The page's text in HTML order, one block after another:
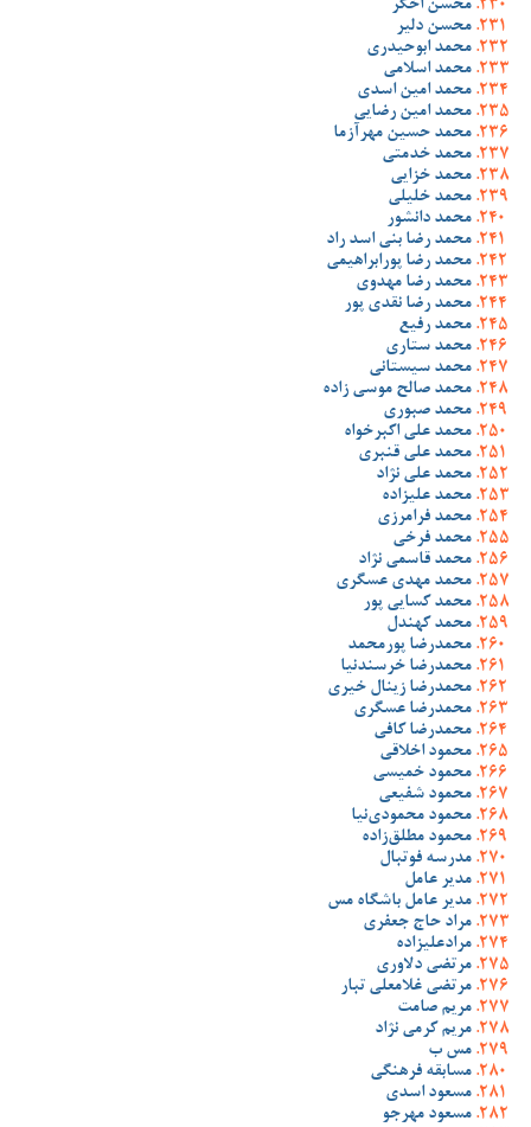
محسن اخگر
محسن دلیر
محمد ابوحیدری
محمد اسلامی
محمد امین اسدی
محمد امین رضایی
محمد حسین مهرآزما
محمد خدمتی
محمد خزایی
محمد خلیلی
محمد دانشور
محمد رضا بنی اسد راد
محمد رضا پورابراهیمی
محمد رضا مهدوی
محمد رضا نقدی پور
محمد رفیع
محمد ستاری
محمد سیستانی
محمد صالح موسی زاده
محمد صبوری
محمد علی اکبرخواه
محمد علی قنبری
محمد علی نژاد
محمد علیزاده
محمد فرامرزی
محمد فرخی
محمد قاسمی نژاد
محمد مهدی عسگری
محمد کسایی پور
محمد کهندل
محمدرضا پورمحمد
محمدرضا خرسندنیا
محمدرضا زینال خیری
محمدرضا عسگری
محمدرضا کافی
محمود اخلاقی
محمود خمیسی
محمود شفیعی
محمود محمودی‌نیا
محمود مطلق‌زاده
مدرسه فوتبال
مدیر عامل
مدیر عامل باشگاه مس
مراد حاج جعفری
مرادعلیزاده
مرتضی دلاوری
مرتضی غلامعلی تبار
مریم صامت
مریم کرمی نژاد
مس ب
مسابقه فرهنگی
مسعود اسدی
مسعود مهرجو